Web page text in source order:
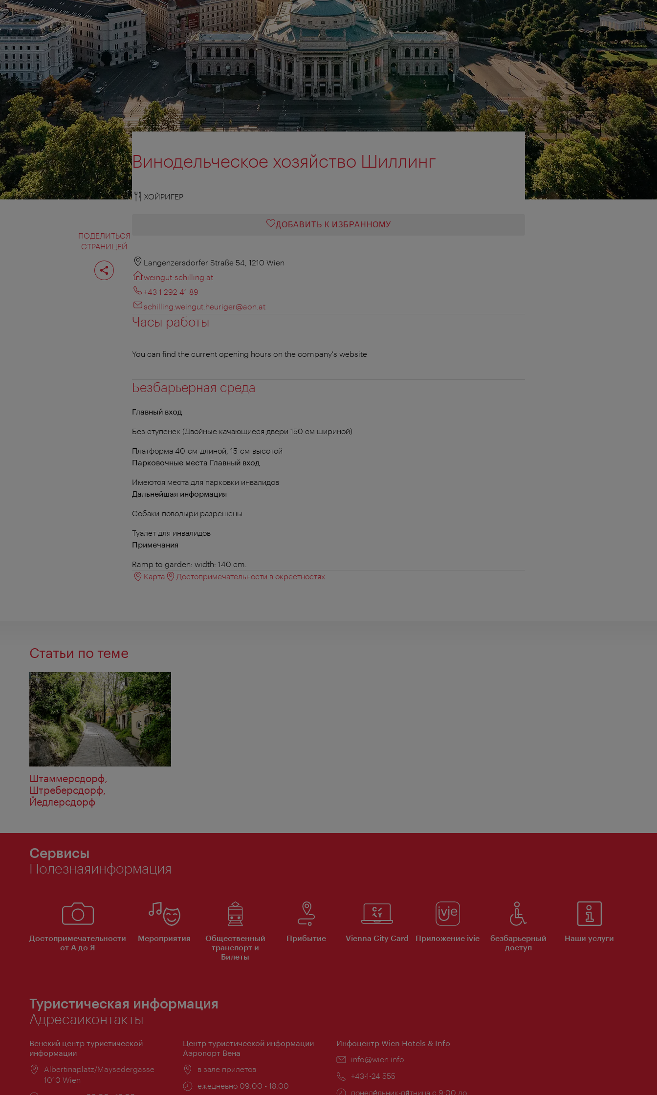
ПОДЕЛИТЬСЯ
СТРАНИЦЕЙ
Поделиться
страницей
Винодельческое хозяйство Шиллинг
ХОЙРИГЕР
ДОБАВИТЬ К ИЗБРАННОМУ
Langenzersdorfer Straße 54, 1210 Wien
weingut-schilling.at
+43 1 292 41 89
schilling.weingut.heuriger@aon.at
Часы работы
You can find the current opening hours on the company's website
Безбарьерная среда
Главный вход
Без ступенек (Двойные качающиеся двери 150 см шириной)
Платформа 40 см длиной, 15 см высотой
Парковочные места Главный вход
Имеются места для парковки инвалидов
Дальнейшая информация
Собаки-поводыри разрешены
Туалет для инвалидов
Примечания
Ramp to garden: width: 140 cm.
Карта
Достопримечательности в окрестностях
Статьи по теме
Штаммерсдорф,
Штреберсдорф,
Йедлерсдорф
Сервисы
Полезнаяинформация
Достопримечательности
от А до Я
Мероприятия
Общественный
транспорт и
Билеты
Прибытие Vienna City Card Приложение ivie
безбарьерный
доступ
Наши услуги
Туристическая информация
Адресаиконтакты
Венский центр туристической
информации
Расположение:
Albertinaplatz/Maysedergasse
1010 Wien
Центр туристической информации
Аэропорт Вена
Расположение:
в зале прилетов
Часы
ежедневно 09:00 - 18:00
Инфоцентр Wien Hotels & Info
Эл.
info@wien.info
Телефон:
+43-1-24 555
Часы
понеде́льник-пя́тница с 9:00 до